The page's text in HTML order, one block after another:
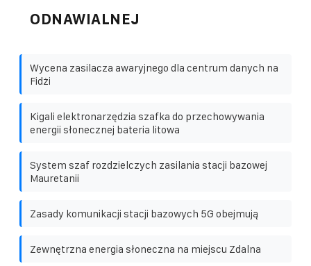
ODNAWIALNEJ
Wycena zasilacza awaryjnego dla centrum danych na
Fidżi
Kigali elektronarzędzia szafka do przechowywania
energii słonecznej bateria litowa
System szaf rozdzielczych zasilania stacji bazowej
Mauretanii
Zasady komunikacji stacji bazowych 5G obejmują
Zewnętrzna energia słoneczna na miejscu Zdalna